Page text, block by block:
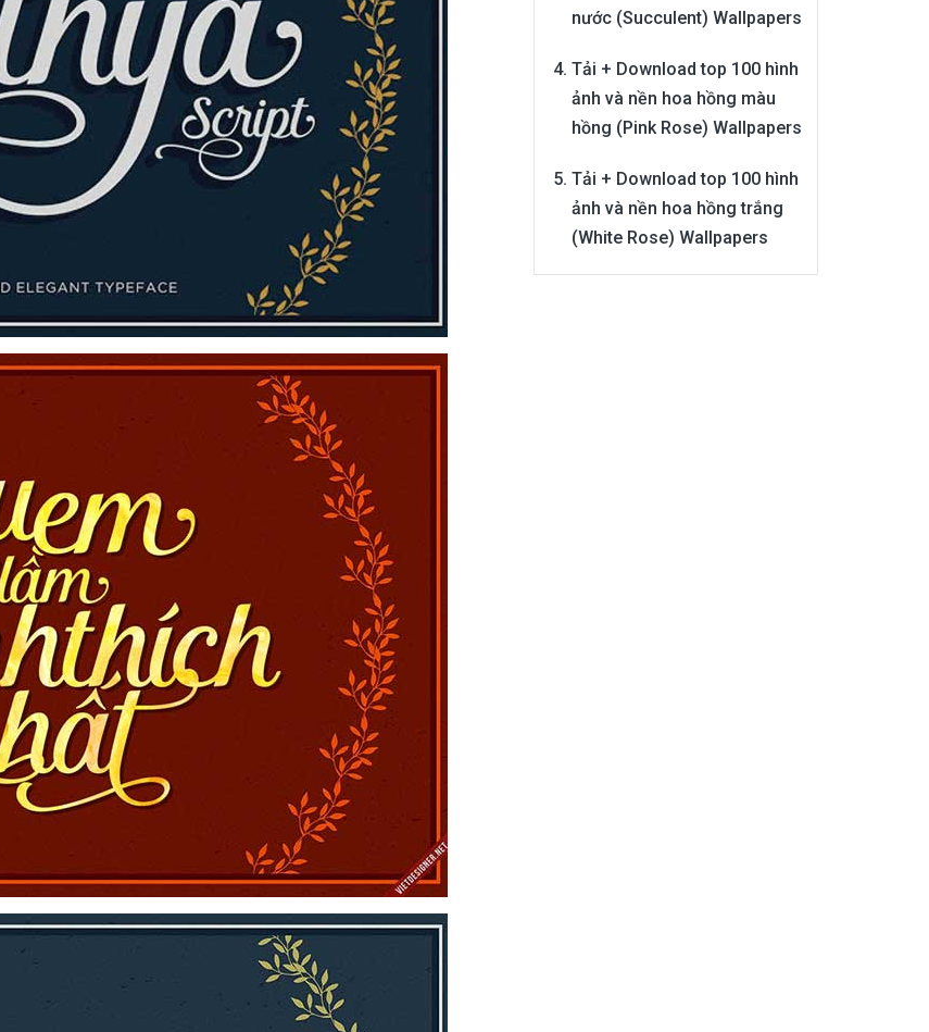
nước (Succulent) Wallpapers
Tải + Download top 100 hình
ảnh và nền hoa hồng màu
hồng (Pink Rose) Wallpapers
Tải + Download top 100 hình
ảnh và nền hoa hồng trắng
(White Rose) Wallpapers